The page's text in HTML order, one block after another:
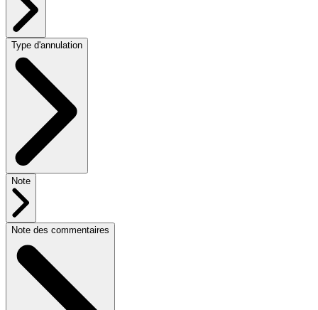
Type d'annulation
Note
Note des commentaires